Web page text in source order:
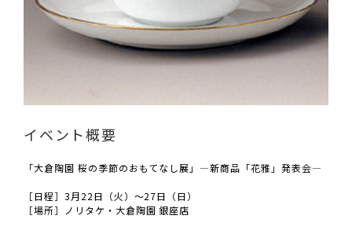
イベント概要
「大倉陶園 桜の季節のおもてなし展」―新商品「花雅」発表会―
［日程］3月22日（火）～27日（日）
［場所］ノリタケ・大倉陶園 銀座店